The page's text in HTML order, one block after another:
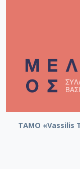
TAMO «Vassilis